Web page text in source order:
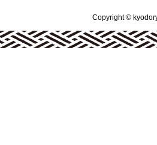
Copyright ©